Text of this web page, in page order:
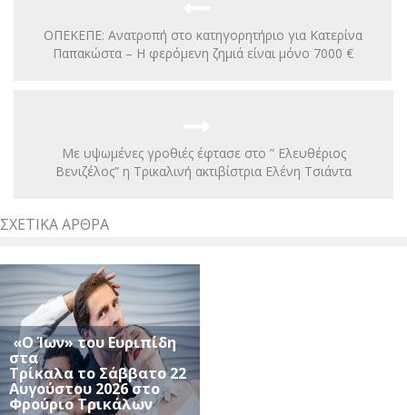
ΟΠΕΚΕΠΕ: Ανατροπή στο κατηγορητήριο για Κατερίνα
Παπακώστα – Η φερόμενη ζημιά είναι μόνο 7000 €
Με υψωμένες γροθιές έφτασε στο ” Ελευθέριος
Βενιζέλος” η Τρικαλινή ακτιβίστρια Ελένη Τσιάντα
ΣΧΕΤΙΚΆ ΆΡΘΡΑ
«Ο Ίων» του Ευριπίδη
στα
Τρίκαλα το Σάββατο 22
Αυγούστου 2026 στο
Φρούριο Τρικάλων